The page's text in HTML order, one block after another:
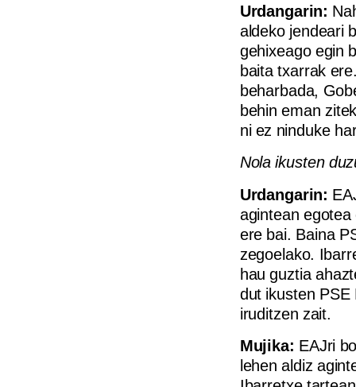
Urdangarin:
aldeko jendeari
gehixeago egin
baita txarrak
beharbada,
behin eman
ni ez ninduke
Nola ikusten
Urdangarin:
agintean
ere bai. Baina
zegoelako.
hau guztia
dut ikusten PSE
iruditzen zait.
Mujika: EAJri
lehen aldiz